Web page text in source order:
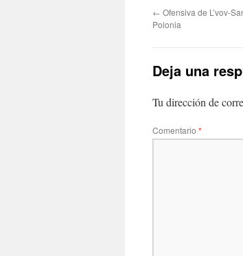
← Ofensiva de L’vov-
Polonia
Deja una
Tu dirección de
Comentario *